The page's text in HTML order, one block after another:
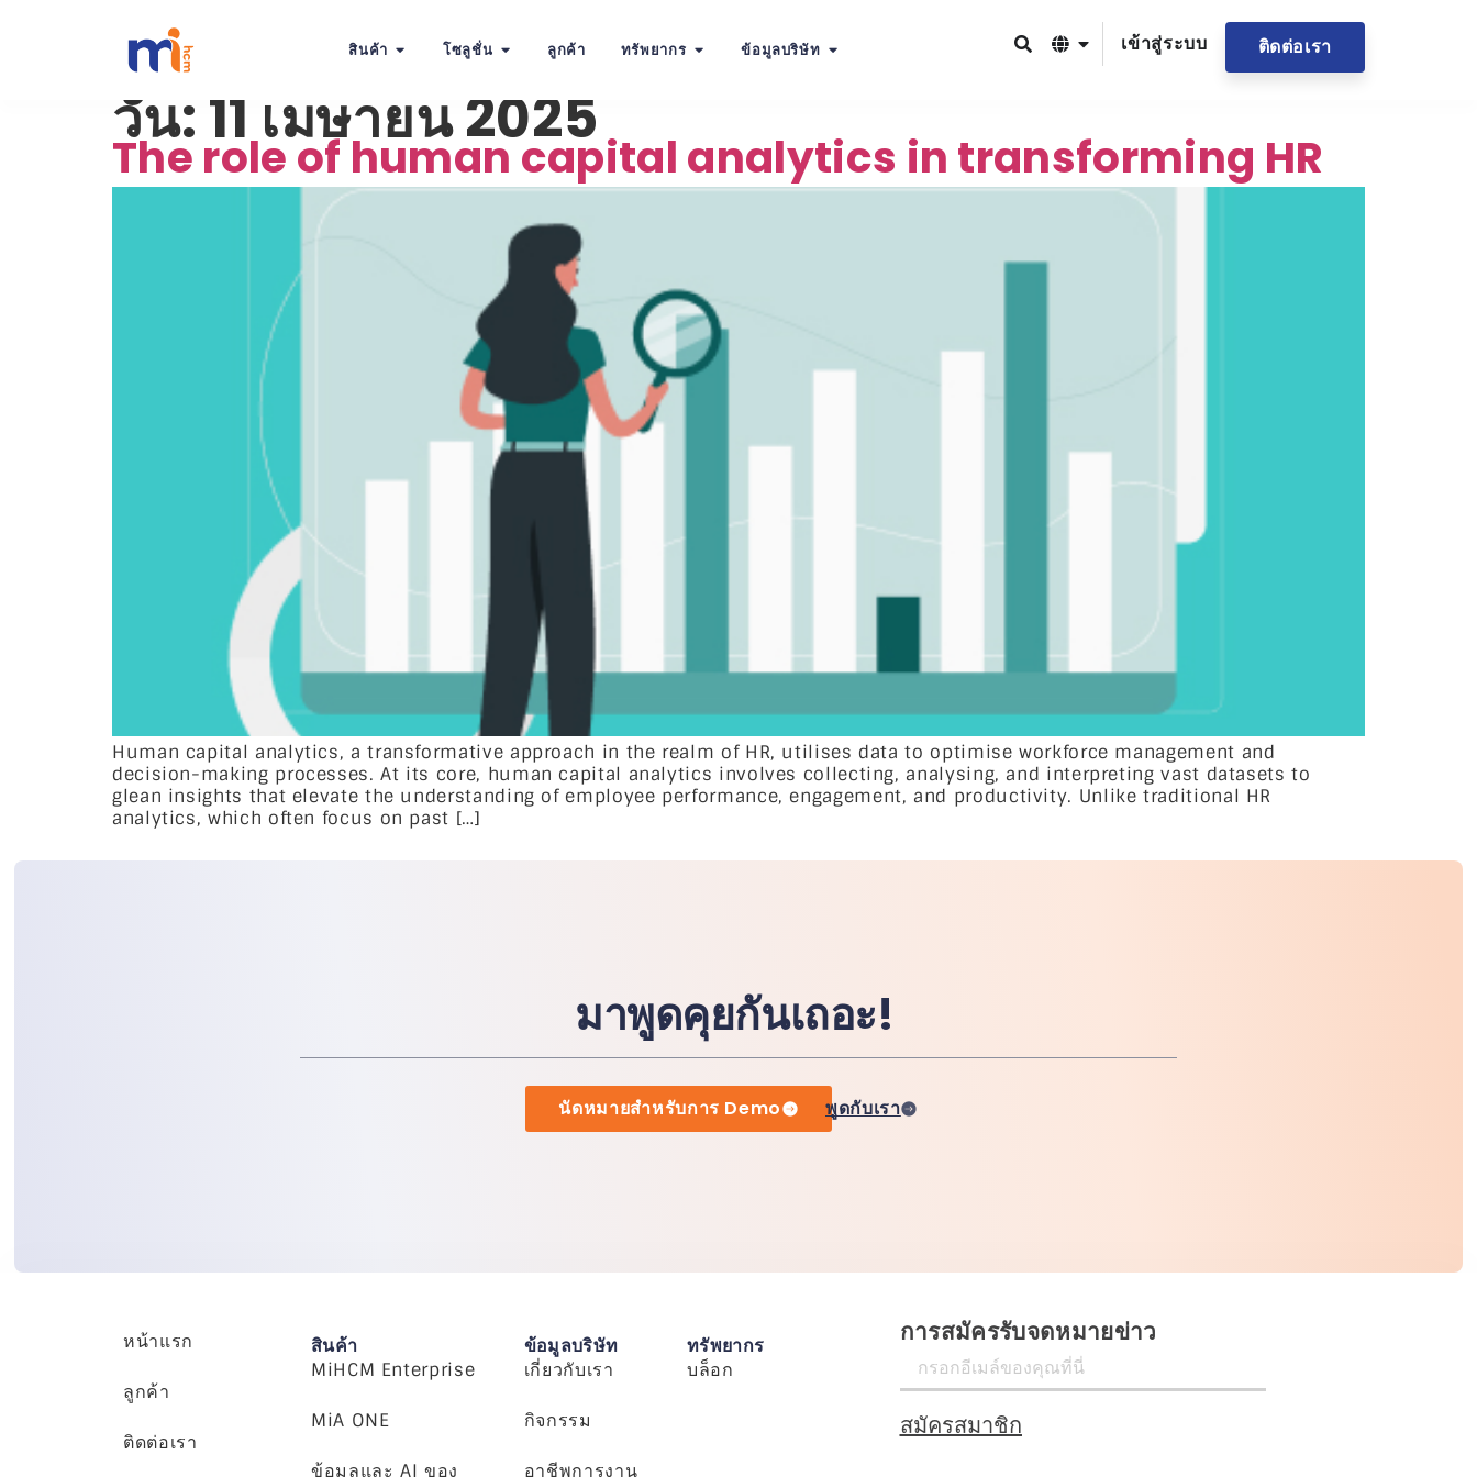
สินค้า โซลูชั่น ลูกค้า ทรัพยากร ข้อมูลบริษัท เข้าสู่ระบบ ติดต่อเรา
วัน: 11 เมษายน 2025
The role of human capital analytics in transforming HR
Human capital analytics, a transformative approach in the realm of HR, utilises data to optimise workforce management and
decision-making processes. At its core, human capital analytics involves collecting, analysing, and interpreting vast datasets to
glean insights that elevate the understanding of employee performance, engagement, and productivity. Unlike traditional HR
analytics, which often focus on past […]
มาพูดคุยกันเถอะ!
นัดหมายสำหรับการ Demo พูดกับเรา
หน้าแรก
ลูกค้า
ติดต่อเรา
สินค้า
MiHCM Enterprise
MiA ONE
ข้อมูลและ AI ของ
ข้อมูลบริษัท
เกี่ยวกับเรา
กิจกรรม
อาชีพการงาน
ทรัพยากร
บล็อก
การสมัครรับจดหมายข่าว
สมัครสมาชิก